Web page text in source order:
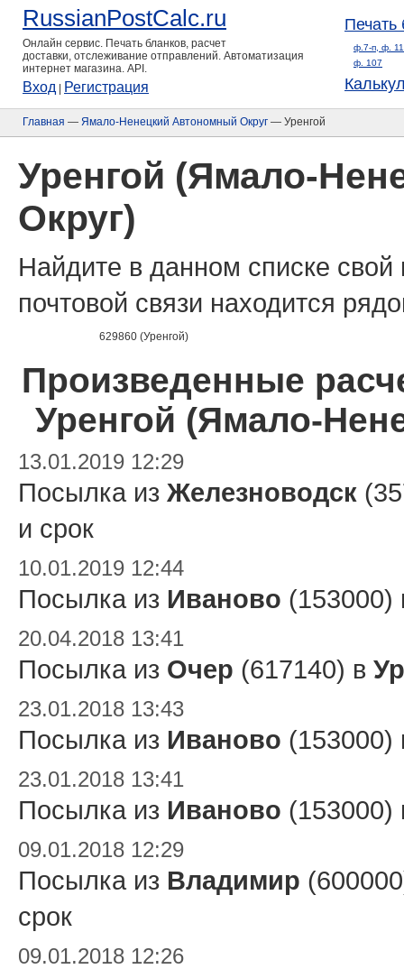
RussianPostCalc.ru
Онлайн сервис. Печать бланков, расчет
доставки, отслеживание отправлений. Автоматизация
интернет магазина. API.
Вход Регистрация
Печать
ф.7-п, ф.
ф. 107
Главная — Ямало-Ненецкий Автономный Округ — Уренгой
Уренгой (Ямало-
Округ)
Найдите в данном списке
почтовой связи находится
629860 (Уренгой)
Произведенные
Уренгой (Ямало-
13.01.2019 12:29
Посылка из Железноводск
и срок
10.01.2019 12:44
Посылка из Иваново
20.04.2018 13:41
Посылка из Очер (617140) в
23.01.2018 13:43
Посылка из Иваново
23.01.2018 13:41
Посылка из Иваново
09.01.2018 12:29
Посылка из Владимир
срок
09.01.2018 12:26